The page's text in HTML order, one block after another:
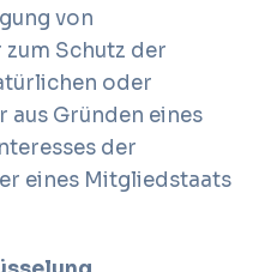
von
Schutz der
oder
Gründen eines
der
eines Mitgliedstaats